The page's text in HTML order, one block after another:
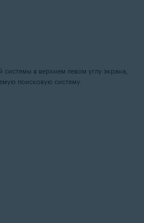
системы в верхнем левом углу экрана,
поисковую систему.